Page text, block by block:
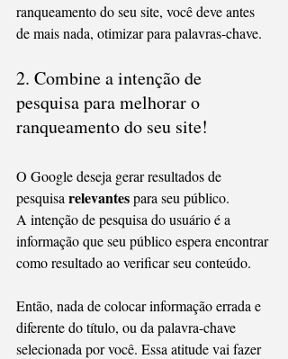
ranqueamento do seu site, você deve antes
de mais nada, otimizar para palavras-chave.
2. Combine a intenção de
pesquisa para melhorar o
ranqueamento do seu site!
O Google deseja gerar resultados de
pesquisa relevantes para seu público.
A intenção de pesquisa do usuário é a
informação que seu público espera encontrar
como resultado ao verificar seu conteúdo.
Então, nada de colocar informação errada e
diferente do título, ou da palavra-chave
selecionada por você. Essa atitude vai fazer